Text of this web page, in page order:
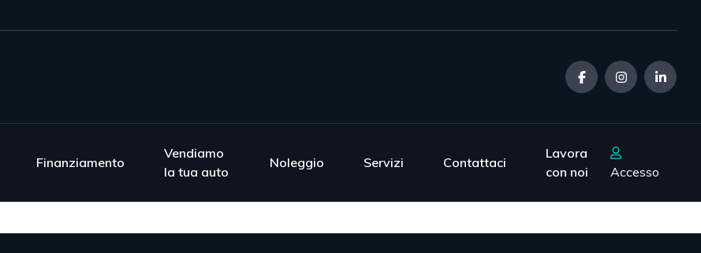
Finanziamento
Vendiamo
la tua auto
Noleggio Servizi Contattaci
Lavora
con noi
Accesso